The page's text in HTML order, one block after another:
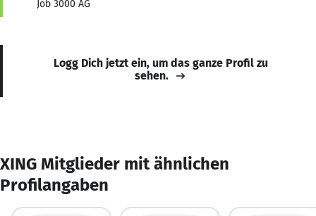
Job 3000 AG
Logg Dich jetzt ein, um das ganze Profil zu
sehen.
XING Mitglieder mit ähnlichen
Profilangaben